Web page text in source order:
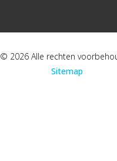
© 2026 Alle rechten
Sitemap